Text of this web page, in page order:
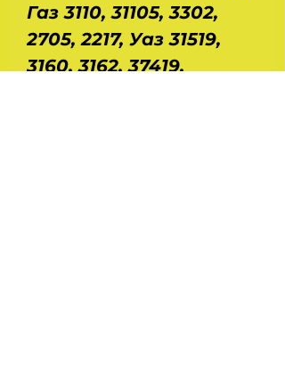
Газ 3110, 31105, 3302,
2705, 2217, Уаз 31519,
3160, 3162, 37419.